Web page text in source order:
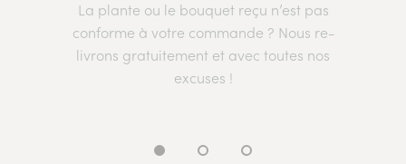
La plante ou le bouquet reçu n’est pas
conforme à votre commande ? Nous re-
livrons gratuitement et avec toutes nos
excuses !